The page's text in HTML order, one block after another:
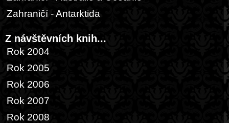
Zahraničí - Antarktida
Z návštěvních knih...
Rok 2004
Rok 2005
Rok 2006
Rok 2007
Rok 2008